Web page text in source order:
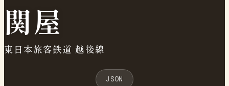
関屋
東日本旅客鉄道 越後線
JSON